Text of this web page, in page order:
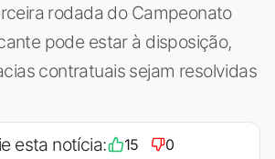
rodada do Campeonato
pode estar à disposição,
contratuais sejam resolvidas
esta notícia: 15 0